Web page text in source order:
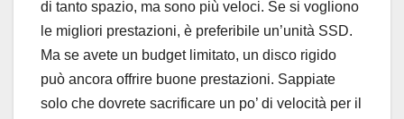
di tanto spazio, ma sono più veloci. Se si vogliono
le migliori prestazioni, è preferibile un’unità SSD.
Ma se avete un budget limitato, un disco rigido
può ancora offrire buone prestazioni. Sappiate
solo che dovrete sacrificare un po’ di velocità per il